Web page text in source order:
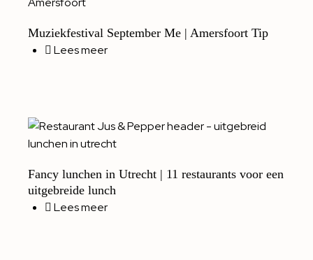
Muziekfestival September Me | Amersfoort Tip
Lees meer
Fancy lunchen in Utrecht | 11 restaurants voor een
uitgebreide lunch
Lees meer